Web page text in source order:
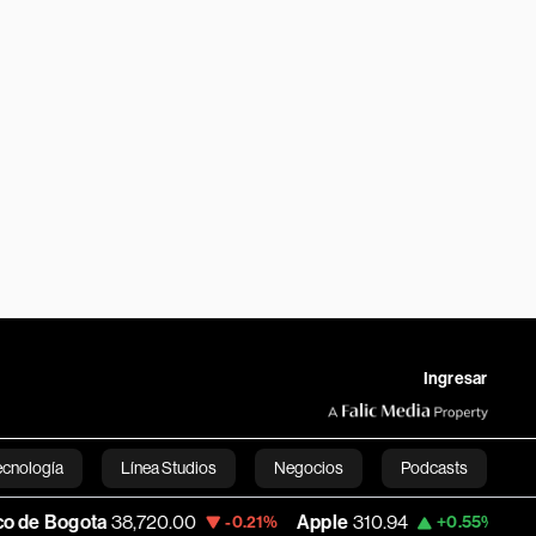
Ingresar
Línea Studios Negocios Podcasts
English-0.21% Apple 310.94 +0.55% USD COP